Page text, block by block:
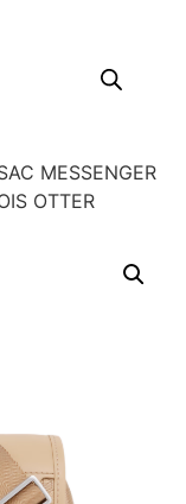
MESSENGER
OTTER